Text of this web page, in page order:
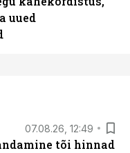
uued
07.08.26, 12:49
tõi hinnad